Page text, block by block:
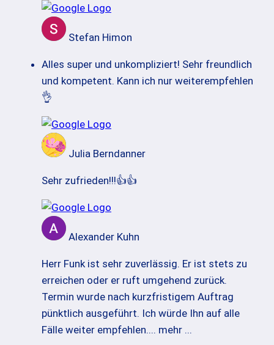
Stefan Himon
Alles super und unkompliziert! Sehr freundlich
und kompetent. Kann ich nur weiterempfehlen
👌
Julia Berndanner
Sehr zufrieden!!!👍👍
Alexander Kuhn
Herr Funk ist sehr zuverlässig. Er ist stets zu
erreichen oder er ruft umgehend zurück.
Termin wurde nach kurzfristigem Auftrag
pünktlich ausgeführt. Ich würde Ihn auf alle
Fälle weiter empfehlen.... mehr ...